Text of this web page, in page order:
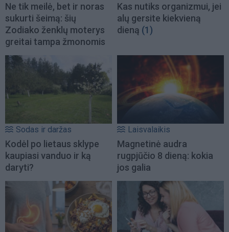
Ne tik meilė, bet ir noras
sukurti šeimą: šių
Zodiako ženklų moterys
greitai tampa žmonomis
Kas nutiks organizmui, jei
alų gersite kiekvieną
dieną (1)
Sodas ir daržas
Kodėl po lietaus sklype
kaupiasi vanduo ir ką
daryti?
Laisvalaikis
Magnetinė audra
rugpjūčio 8 dieną: kokia
jos galia